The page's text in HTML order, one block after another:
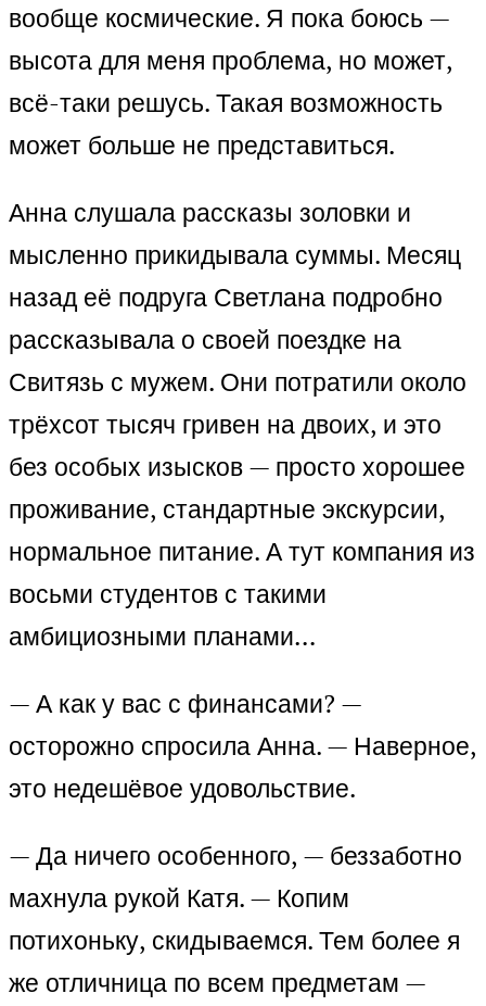
вообще космические. Я пока боюсь —
высота для меня проблема, но может,
всё-таки решусь. Такая возможность
может больше не представиться.
Анна слушала рассказы золовки и
мысленно прикидывала суммы. Месяц
назад её подруга Светлана подробно
рассказывала о своей поездке на
Свитязь с мужем. Они потратили около
трёхсот тысяч гривен на двоих, и это
без особых изысков — просто хорошее
проживание, стандартные экскурсии,
нормальное питание. А тут компания из
восьми студентов с такими
амбициозными планами…
— А как у вас с финансами? —
осторожно спросила Анна. — Наверное,
это недешёвое удовольствие.
— Да ничего особенного, — беззаботно
махнула рукой Катя. — Копим
потихоньку, скидываемся. Тем более я
же отличница по всем предметам —